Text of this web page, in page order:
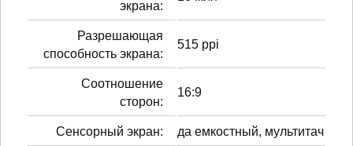
экрана:
Разрешающая
способность экрана:
515 ppi
Соотношение
сторон:
16:9
Сенсорный экран: да емкостный, мультитач